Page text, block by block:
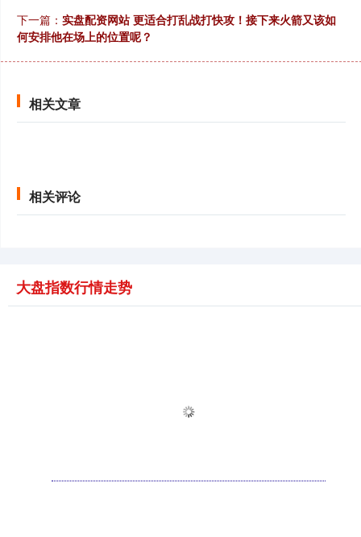
下一篇： 实盘配资网站 更适合打乱战打快攻！接下来火箭又该如
何安排他在场上的位置呢？
相关文章
相关评论
大盘指数行情走势